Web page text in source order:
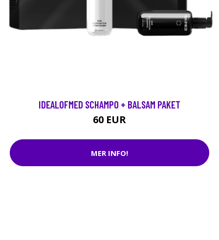
IDEALOFMED SCHAMPO + BALSAM PAKET
60 EUR
MER INFO!